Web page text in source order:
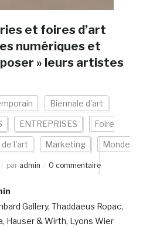
et foires d’art
numériques et
» leurs artistes
Biennale d'art
ENTREPRISES Foire
l'art Marketing Monde
par admin 0 commentaire
Gallery, Thaddaeus Ropac,
Hauser & Wirth, Lyons Wier